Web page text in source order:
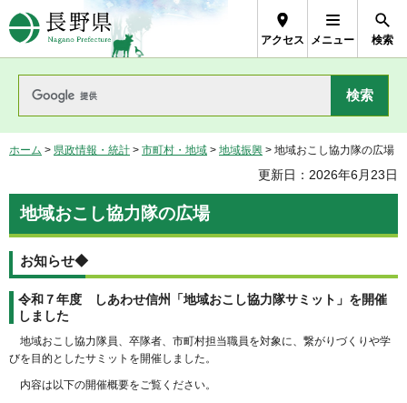
長野県Nagano Prefecture
アクセス メニュー 検索
ホーム > 県政情報・統計 > 市町村・地域 > 地域振興 > 地域おこし協力隊の広場
更新日：2026年6月23日
地域おこし協力隊の広場
お知らせ◆
令和７年度 しあわせ信州「地域おこし協力隊サミット」を開催
しました
地域おこし協力隊員、卒隊者、市町村担当職員を対象に、繋がりづくりや学
びを目的としたサミットを開催しました。
内容は以下の開催概要をご覧ください。